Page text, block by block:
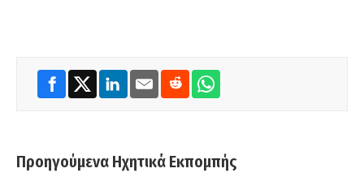
Προηγούμενα Ηχητικά Εκπομπής